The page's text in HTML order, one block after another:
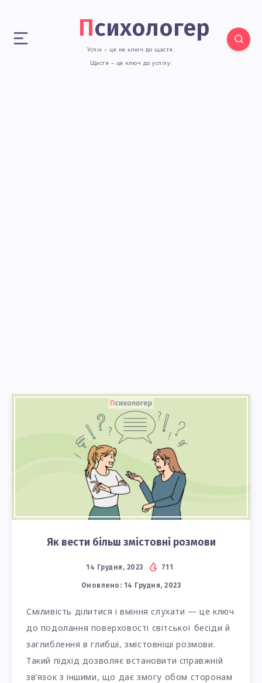
Психологер
Успіх – це не ключ до щастя.
Щастя – це ключ до успіху.
Як вести більш змістовні розмови
14 Грудня, 2023 711
Оновлено: 14 Грудня, 2023
Сміливість ділитися і вміння слухати — це ключ
до подолання поверховості світської бесіди й
заглиблення в глибші, змістовніші розмови.
Такий підхід дозволяє встановити справжній
зв’язок з іншими, що дає змогу обом сторонам